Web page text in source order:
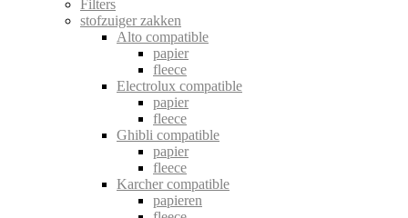
Filters
stofzuiger zakken
Alto compatible
papier
fleece
Electrolux compatible
papier
fleece
Ghibli compatible
papier
fleece
Karcher compatible
papieren